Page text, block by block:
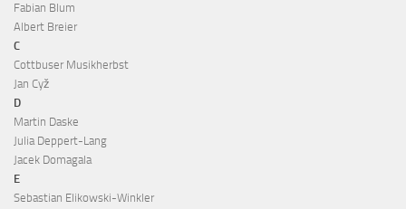
Fabian Blum
Albert Breier
C
Cottbuser Musikherbst
Jan Cyž
D
Martin Daske
Julia Deppert-Lang
Jacek Domagala
E
Sebastian Elikowski-Winkler